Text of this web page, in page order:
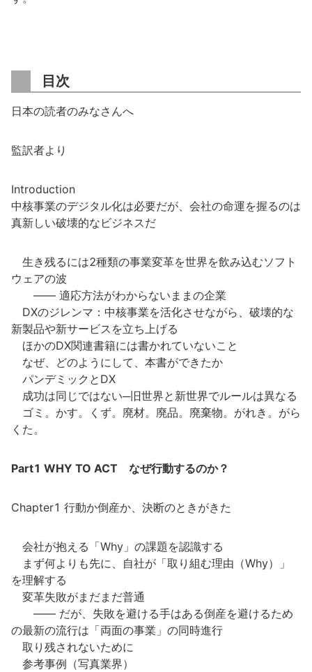
目次
日本の読者のみなさんへ
監訳者より
Introduction
中核事業のデジタル化は必要だが、会社の命運を握るのは
真新しい破壊的なビジネスだ
生き残るには2種類の事業変革を世界を飲み込むソフト
ウェアの波
―― 適応方法がわからないままの企業
DXのジレンマ：中核事業を活化させながら、破壊的な
新製品や新サービスを立ち上げる
ほかのDX関連書籍には書かれていないこと
なぜ、どのようにして、本書ができたか
パンデミックとDX
成功は同じではない─旧世界と新世界でルールは異なる
ゴミ。かす。くず。廃材。廃品。廃棄物。がれき。がら
くた。
Part1 WHY TO ACT なぜ行動するのか？
Chapter1 行動か倒産か、決断のときがきた
会社が抱える「Why」の課題を認識する
まず何よりも先に、自社が「取り組む理由（Why）」
を理解する
変革失敗がまだまだ普通
―― だが、失敗を避ける手はある倒産を避けるため
の最新の流行は「両面の事業」の同時進行
取り残されないために
参考事例（写真業界）